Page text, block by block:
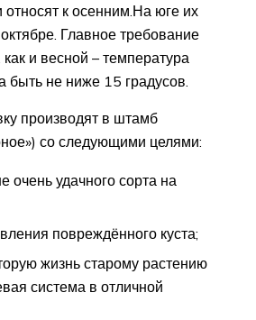
относят к осенним.На юге их
Главное требование
как и весной – температура
быть не ниже 15 градусов.
производят в штамб
со следующими целями:
очень удачного сорта на
повреждённого куста;
жизнь старому растению
система в отличной